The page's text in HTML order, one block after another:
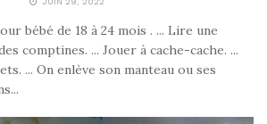
bébé de 18 à 24 mois . ... Lire une
comptines. ... Jouer à cache-cache. ...
... On enlève son manteau ou ses